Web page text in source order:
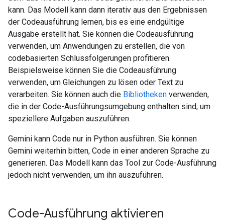
kann. Das Modell kann dann iterativ aus den Ergebnissen
der Codeausführung lernen, bis es eine endgültige
Ausgabe erstellt hat. Sie können die Codeausführung
verwenden, um Anwendungen zu erstellen, die von
codebasierten Schlussfolgerungen profitieren.
Beispielsweise können Sie die Codeausführung
verwenden, um Gleichungen zu lösen oder Text zu
verarbeiten. Sie können auch die Bibliotheken verwenden,
die in der Code-Ausführungsumgebung enthalten sind, um
speziellere Aufgaben auszuführen.
Gemini kann Code nur in Python ausführen. Sie können
Gemini weiterhin bitten, Code in einer anderen Sprache zu
generieren. Das Modell kann das Tool zur Code-Ausführung
jedoch nicht verwenden, um ihn auszuführen.
Code-Ausführung aktivieren